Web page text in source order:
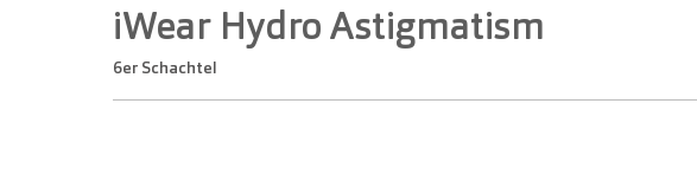
iWear Hydro Astigmatism
6er Schachtel